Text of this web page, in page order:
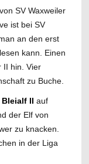
SV Waxweiler
ist bei SV
an den erst
kann. Einen
II hin. Vier
zu Buche.
Bleialf II auf
der Elf von
zu knacken.
in der Liga